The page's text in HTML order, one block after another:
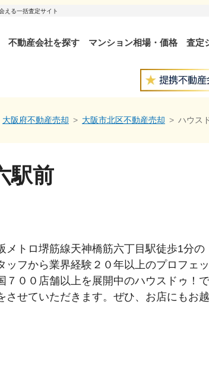
える一括査定サイト
不動産会社を探す マンション相場・価格 査定
大阪府不動産売却 大阪市北区不動産売却 ハウス
駅前
メトロ堺筋線天神橋筋六丁目駅徒歩1分
ッフから業界経験２０年以上のプロフェ
７００店舗以上を展開中のハウスドゥ！
させていただきます。ぜひ、お店にもお